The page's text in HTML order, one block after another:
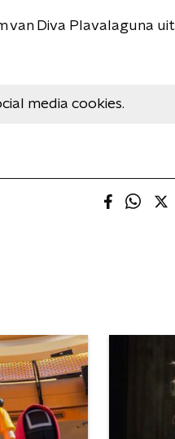
van Diva Plavalaguna uit
media cookies.